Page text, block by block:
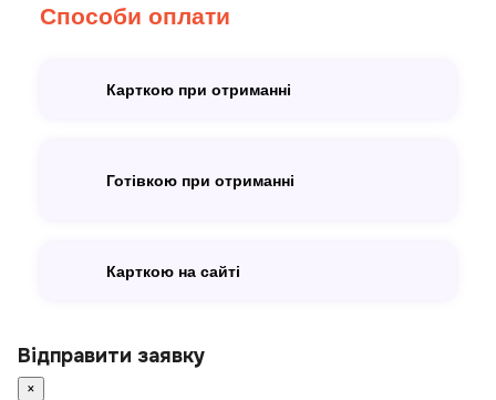
Способи оплати
Карткою при отриманні
Готівкою при отриманні
Карткою на сайті
Відправити заявку
×